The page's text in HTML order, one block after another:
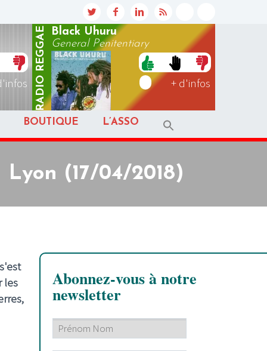
RADIO
REGGAE
Black Uhuru
General Penitentiary
+ d'infos
BOUTIQUE L’ASSO
(17/04/2018)
les
Abonnez-vous à notre
newsletter